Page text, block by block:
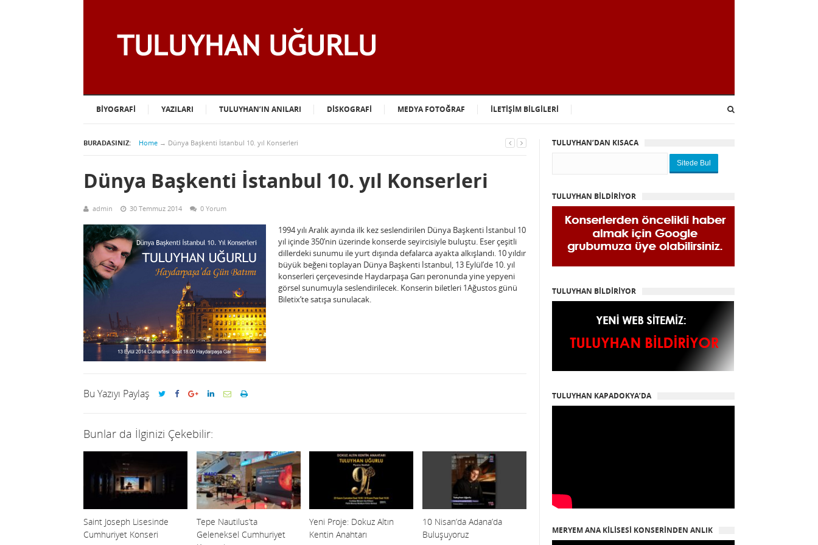
BIYOGRAFI YAZILARI TULUYHAN’IN ANILARI DİSKOGRAFİ MEDYA FOTOĞRAF İLETİŞİM BİLGİLERİ
BURADASINIZ: Home → Dünya Başkenti İstanbul 10. yıl Konserleri
Dünya Başkenti İstanbul 10. yıl Konserleri
admin 30 Temmuz 2014 0 Yorum
1994 yılı Aralık ayında ilk kez seslendirilen Dünya Başkenti İstanbul 10
yıl içinde 350’nin üzerinde konserde seyircisiyle buluştu. Eser çeşitli
dillerdeki sunumu ile yurt dışında defalarca ayakta alkışlandı. 10 yıldır
büyük beğeni toplayan Dünya Başkenti İstanbul, 13 Eylül’de 10. yıl
konserleri çerçevesinde Haydarpaşa Garı peronunda yine yepyeni
görsel sunumuyla seslendirilecek. Konserin biletleri 1Ağustos günü
Biletix’te satışa sunulacak.
Bu Yazıyı Paylaş
Bunlar da İlginizi Çekebilir:
Saint Joseph Lisesinde
Cumhuriyet Konseri
Tepe Nautilus’ta
Geleneksel Cumhuriyet
Yeni Proje: Dokuz Altın
Kentin Anahtarı
10 Nisan’da Adana’da
Buluşuyoruz
TULUYHAN’DAN KISACA
Sitede Bul
TULUYHAN BİLDİRİYOR
TULUYHAN BİLDİRİYOR
TULUYHAN KAPADOKYA’DA
MERYEM ANA KİLİSESİ KONSERİNDEN ANLIK